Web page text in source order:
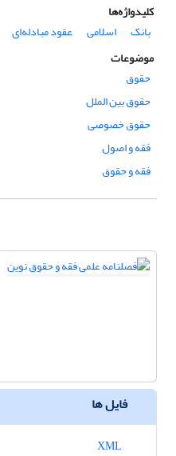
کلیدواژه‌ها
بانک
اسلامی عقود مبادله‌ای
موضوعات
حقوق
حقوق بین الملل
حقوق خصوصی
فقه و اصول
فقه و حقوق
فایل ها